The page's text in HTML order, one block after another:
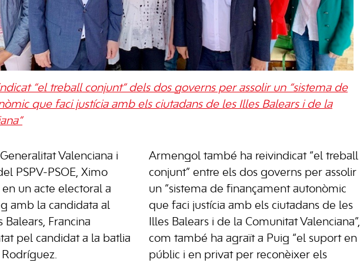
“el treball conjunt” dels dos governs per assolir un “sistema de
que faci justícia amb els ciutadans de les Illes Balears i de la
Valenciana i
PSPV-PSOE, Ximo
un acte electoral a
amb la candidata al
Balears, Francina
pel candidat a la batlia
Armengol també ha reivindicat “el treball
conjunt” entre els dos governs per assolir
un “sistema de finançament autonòmic
que faci justícia amb els ciutadans de les
Illes Balears i de la Comunitat Valenciana”,
com també ha agraït a Puig “el suport en
públic i en privat per reconèixer els